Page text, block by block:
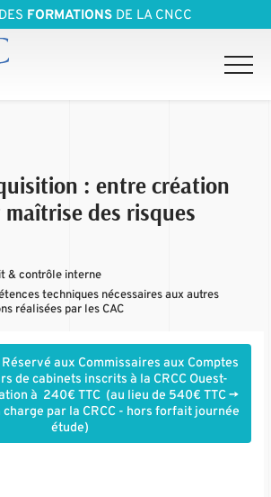
FORMATIONS DE LA CNCC
: entre création
des risques
& contrôle interne
techniques nécessaires aux autres
réalisées par les CAC
Réservé aux Commissaires aux Comptes
de cabinets inscrits à la CRCC Ouest-
à 240€ TTC (au lieu de 540€ TTC ->
par la CRCC - hors forfait journée
étude)